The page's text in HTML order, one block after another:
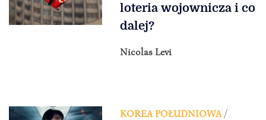
loteria wojownicza i co
dalej?
Nicolas Levi
KOREA POŁUDNIOWA/